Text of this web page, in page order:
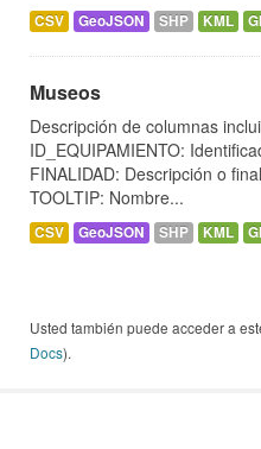
CSV GeoJSON SHP KML
Museos
Descripción de columnas
ID_EQUIPAMIENTO:
FINALIDAD: Descripción o
TOOLTIP: Nombre...
CSV GeoJSON SHP KML
Usted también puede acceder a
Docs).